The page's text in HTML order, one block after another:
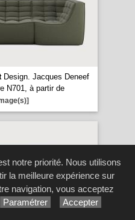
Design. Jacques Deneef
N701, à partir de
notre priorité. Nous utilisons
la meilleure expérience sur
navigation, vous acceptez
Paramétrer Accepter